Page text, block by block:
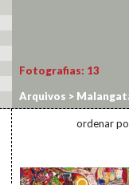
Fotografias: 13
Arquivos >
ordenar